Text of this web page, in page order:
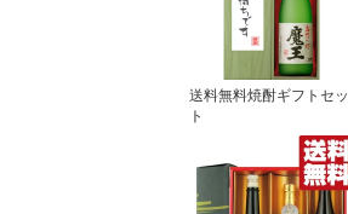
送料無料焼酎ギフトセッ
ト